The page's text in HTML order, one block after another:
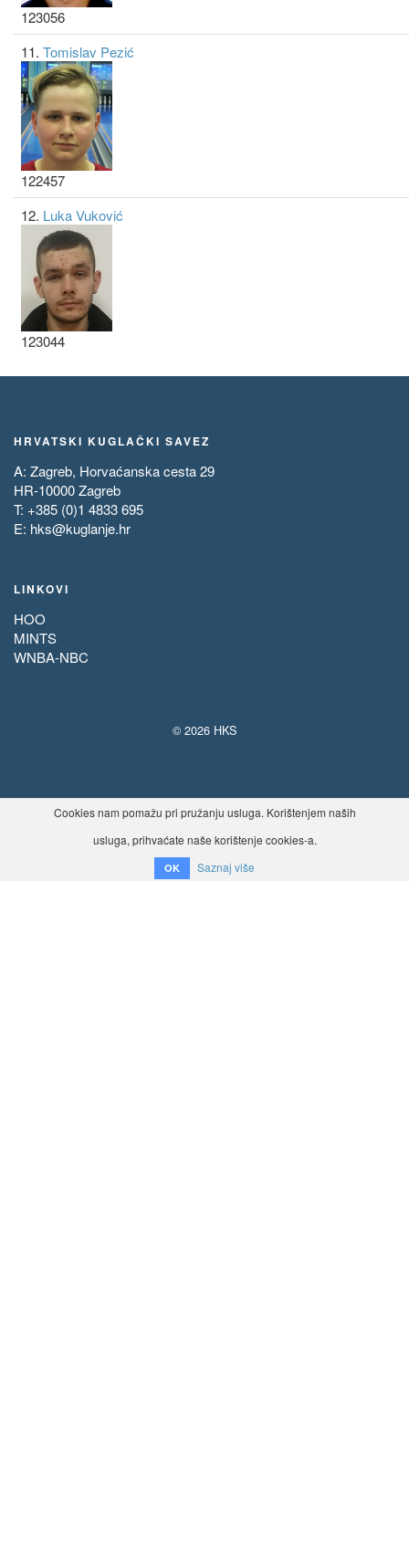
123056
11. Tomislav Pezić
122457
12. Luka Vuković
123044
HRVATSKI KUGLAČKI SAVEZ
A: Zagreb, Horvaćanska cesta 29
HR-10000 Zagreb
T: +385 (0)1 4833 695
E: hks@kuglanje.hr
LINKOVI
HOO
MINTS
WNBA-NBC
© 2026 HKS
Cookies nam pomažu pri pružanju usluga. Korištenjem naših
usluga, prihvaćate naše korištenje cookies-a.
OK Saznaj više